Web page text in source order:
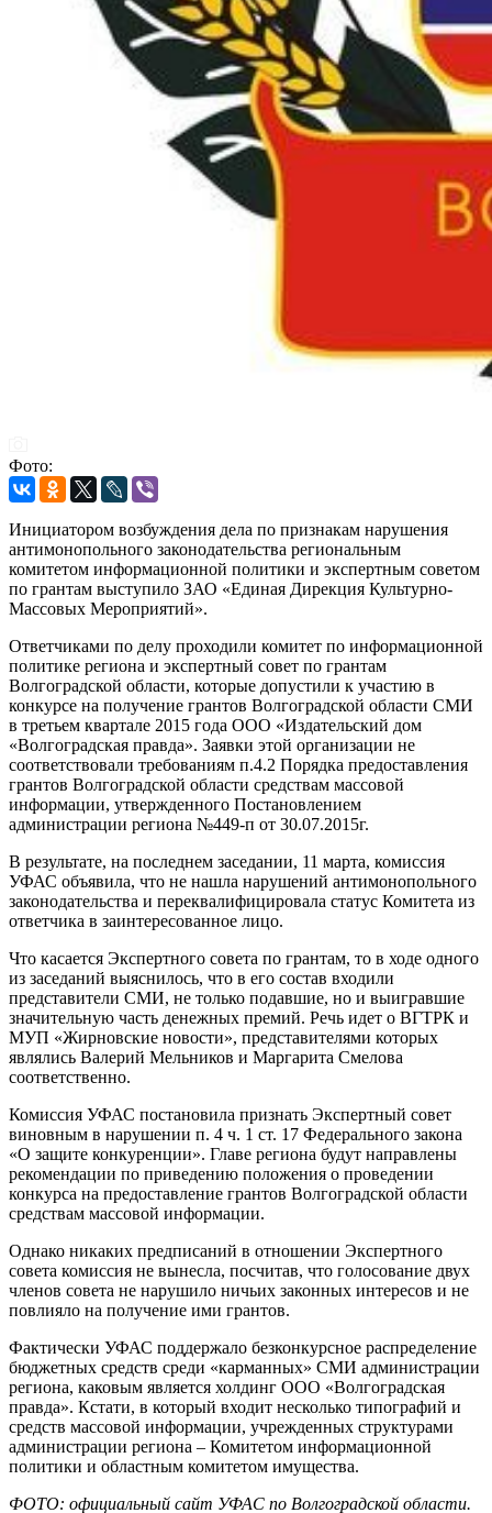
Фото:
Инициатором возбуждения дела по признакам нарушения
антимонопольного законодательства региональным
комитетом информационной политики и экспертным советом
по грантам выступило ЗАО «Единая Дирекция Культурно-
Массовых Мероприятий».
Ответчиками по делу проходили комитет по информационной
политике региона и экспертный совет по грантам
Волгоградской области, которые допустили к участию в
конкурсе на получение грантов Волгоградской области СМИ
в третьем квартале 2015 года ООО «Издательский дом
«Волгоградская правда». Заявки этой организации не
соответствовали требованиям п.4.2 Порядка предоставления
грантов Волгоградской области средствам массовой
информации, утвержденного Постановлением
администрации региона №449-п от 30.07.2015г.
В результате, на последнем заседании, 11 марта, комиссия
УФАС объявила, что не нашла нарушений антимонопольного
законодательства и переквалифицировала статус Комитета из
ответчика в заинтересованное лицо.
Что касается Экспертного совета по грантам, то в ходе одного
из заседаний выяснилось, что в его состав входили
представители СМИ, не только подавшие, но и выигравшие
значительную часть денежных премий. Речь идет о ВГТРК и
МУП «Жирновские новости», представителями которых
являлись Валерий Мельников и Маргарита Смелова
соответственно.
Комиссия УФАС постановила признать Экспертный совет
виновным в нарушении п. 4 ч. 1 ст. 17 Федерального закона
«О защите конкуренции». Главе региона будут направлены
рекомендации по приведению положения о проведении
конкурса на предоставление грантов Волгоградской области
средствам массовой информации.
Однако никаких предписаний в отношении Экспертного
совета комиссия не вынесла, посчитав, что голосование двух
членов совета не нарушило ничьих законных интересов и не
повлияло на получение ими грантов.
Фактически УФАС поддержало безконкурсное распределение
бюджетных средств среди «карманных» СМИ администрации
региона, каковым является холдинг ООО «Волгоградская
правда». Кстати, в который входит несколько типографий и
средств массовой информации, учрежденных структурами
администрации региона – Комитетом информационной
политики и областным комитетом имущества.
ФОТО: официальный сайт УФАС по Волгоградской области.